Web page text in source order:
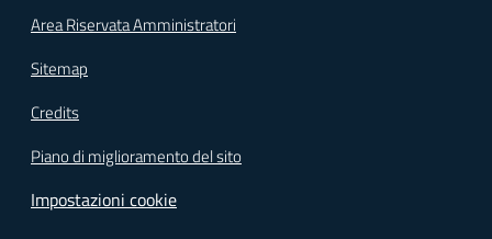
Area Riservata Amministratori
Sitemap
Credits
Piano di miglioramento del sito
Impostazioni cookie